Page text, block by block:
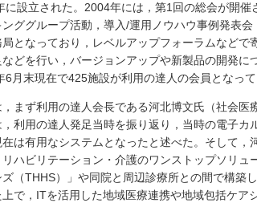
に設立された。2004年には，第1回の総会が開
ンググループ活動，導入/運用ノウハウ事例発表
となっており，レベルアップフォーラムなど
どを行い，バージョンアップや新製品の開発に
6月末現在で425施設が利用の達人の会員となって
，まず利用の達人会長である河北博文氏（社会
利用の達人発足当時を振り返り，当時の電子
在は有用なシステムとなったと述べた。そして
ハビリテーション・介護のワンストップソリ
ズ（THHS）」や同院と周辺診療所との間で構築
上で，ITを活用した地域医療連携や地域包括ケ